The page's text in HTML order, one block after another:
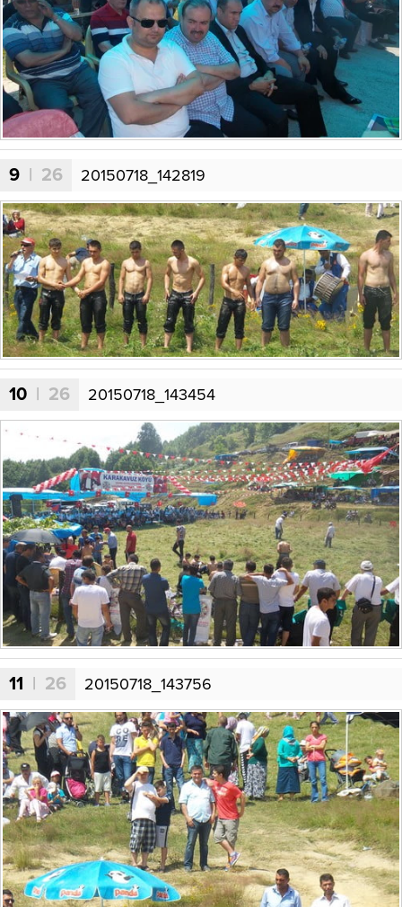
9 | 26 20150718_142819
10 | 26 20150718_143454
11 | 26 20150718_143756